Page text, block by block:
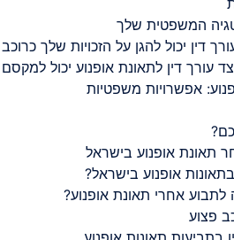
המשפטית שלך
דין יכול להגן על הזכויות שלך
עורך דין לתאונת אופנוע יכול
אפשרויות משפטיות
תאונת אופנוע בישראל
אופנוע בישראל?
לתבוע אחרי תאונת אופנוע?
פצוע